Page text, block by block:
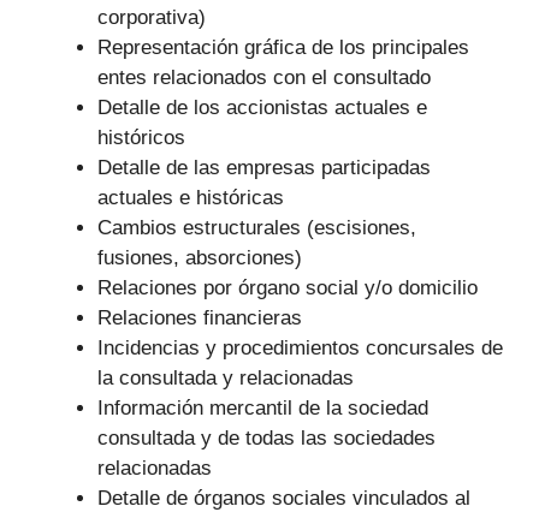
corporativa)
Representación gráfica de los principales
entes relacionados con el consultado
Detalle de los accionistas actuales e
históricos
Detalle de las empresas participadas
actuales e históricas
Cambios estructurales (escisiones,
fusiones, absorciones)
Relaciones por órgano social y/o domicilio
Relaciones financieras
Incidencias y procedimientos concursales de
la consultada y relacionadas
Información mercantil de la sociedad
consultada y de todas las sociedades
relacionadas
Detalle de órganos sociales vinculados al